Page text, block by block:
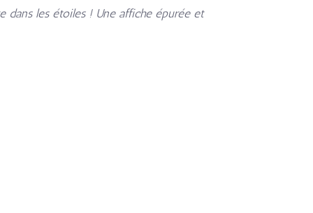
dans les étoiles ! Une affiche épurée et